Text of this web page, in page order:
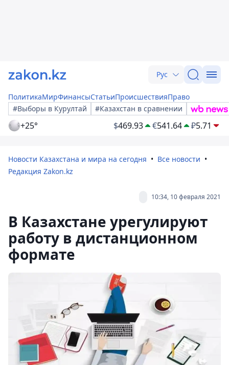
Рус
ПолитикаМирФинансыСтатьиПроисшествияПраво
#Выборы в Курултай
#Казахстан в сравнении
+25° $469.93 €541.64 ₽5.71
Новости Казахстана и мира на сегодня
Все новости
Редакция Zakon.kz
10:34, 10 февраля 2021
В Казахстане урегулируют
работу в дистанционном
формате